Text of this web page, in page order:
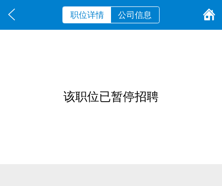
职位详情 公司信息
该职位已暂停招聘